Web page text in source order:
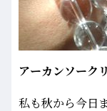
アーカンソーク
私も秋から今日